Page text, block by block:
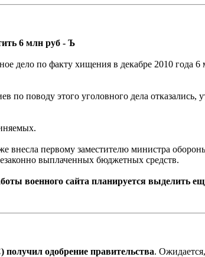
6 млн руб - Ъ
дело по факту хищения в декабре 2010
по поводу этого уголовного дела
внесла первому заместителю министра
выплаченных бюджетных средств.
военного сайта планируется
одобрение правительства.